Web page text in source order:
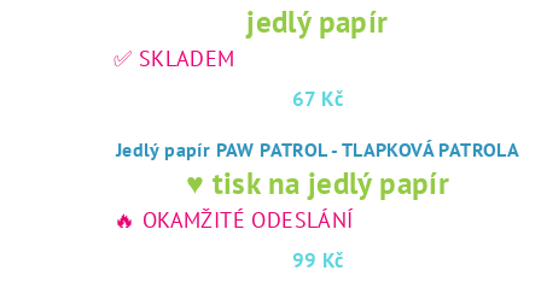
jedlý papír
✅ SKLADEM
67 Kč
Jedlý papír PAW PATROL - TLAPKOVÁ PATROLA
♥ tisk na jedlý papír
🔥 OKAMŽITÉ ODESLÁNÍ
99 Kč